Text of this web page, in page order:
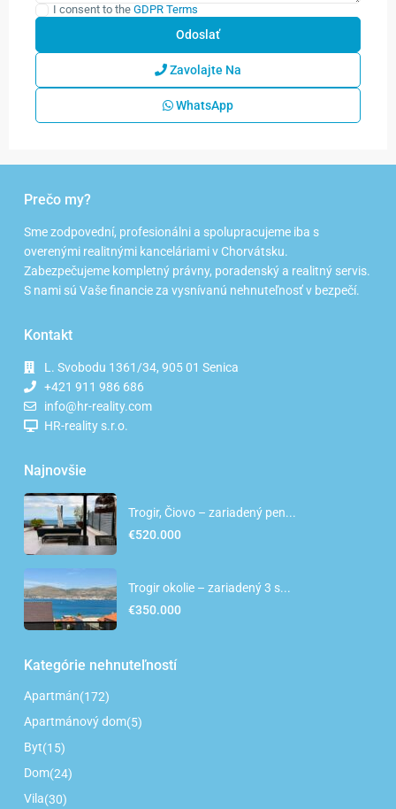
I consent to the GDPR Terms
Zavolajte Na
WhatsApp
Prečo my?
Sme zodpovední, profesionálni a spolupracujeme iba s
overenými realitnými kanceláriami v Chorvátsku.
Zabezpečujeme kompletný právny, poradenský a realitný servis.
S nami sú Vaše financie za vysnívanú nehnuteľnosť v bezpečí.
Kontakt
L. Svobodu 1361/34, 905 01 Senica
+421 911 986 686
info@hr-reality.com
HR-reality s.r.o.
Najnovšie
Trogir, Čiovo – zariadený pen...
€520.000
Trogir okolie – zariadený 3 s...
€350.000
Kategórie nehnuteľností
Apartmán(172)
Apartmánový dom(5)
Byt(15)
Dom(24)
Vila(30)